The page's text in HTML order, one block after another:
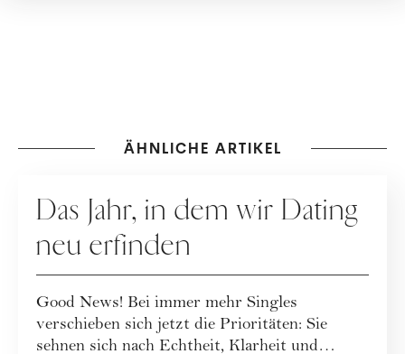
ÄHNLICHE ARTIKEL
Das Jahr, in dem wir Dating
neu erfinden
Good News! Bei immer mehr Singles
verschieben sich jetzt die Prioritäten: Sie
sehnen sich nach Echtheit, Klarheit und